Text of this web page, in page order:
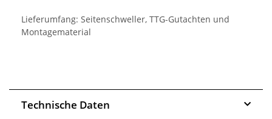
Lieferumfang: Seitenschweller, TTG-Gutachten und
Montagematerial
Technische Daten